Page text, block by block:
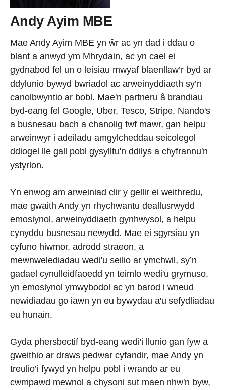
Andy Ayim MBE
Mae Andy Ayim MBE yn ŵr ac yn dad i ddau o
blant a anwyd ym Mhrydain, ac yn cael ei
gydnabod fel un o leisiau mwyaf blaenllaw’r byd ar
ddylunio bywyd bwriadol ac arweinyddiaeth sy’n
canolbwyntio ar bobl. Mae'n partneru â brandiau
byd-eang fel Google, Uber, Tesco, Stripe, Nando's
a busnesau bach a chanolig twf mawr, gan helpu
arweinwyr i adeiladu amgylcheddau seicolegol
ddiogel lle gall pobl gysylltu'n ddilys a chyfrannu'n
ystyrlon.
Yn enwog am arweiniad clir y gellir ei weithredu,
mae gwaith Andy yn rhychwantu deallusrwydd
emosiynol, arweinyddiaeth gynhwysol, a helpu
cynyddu busnesau newydd. Mae ei sgyrsiau yn
cyfuno hiwmor, adrodd straeon, a
mewnwelediadau wedi'u seilio ar ymchwil, sy’n
gadael cynulleidfaoedd yn teimlo wedi'u grymuso,
yn emosiynol ymwybodol ac yn barod i wneud
newidiadau go iawn yn eu bywydau a'u sefydliadau
eu hunain.
Gyda phersbectif byd-eang wedi'i llunio gan fyw a
gweithio ar draws pedwar cyfandir, mae Andy yn
treulio’i fywyd yn helpu pobl i wrando ar eu
cwmpawd mewnol a chysoni sut maen nhw'n byw,